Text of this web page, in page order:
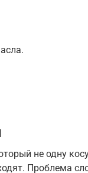
не одну
Проблема